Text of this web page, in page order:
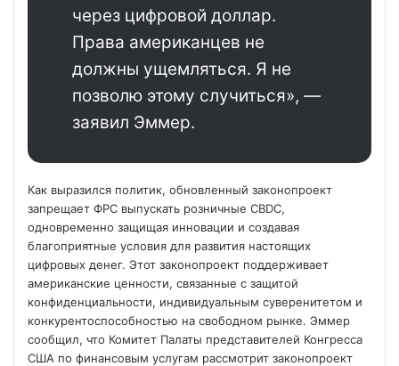
через цифровой доллар.
Права американцев не
должны ущемляться. Я не
позволю этому случиться», —
заявил Эммер.
Как выразился политик, обновленный законопроект
запрещает ФРС выпускать розничные CBDC,
одновременно защищая инновации и создавая
благоприятные условия для развития настоящих
цифровых денег. Этот законопроект поддерживает
американские ценности, связанные с защитой
конфиденциальности, индивидуальным суверенитетом и
конкурентоспособностью на свободном рынке. Эммер
сообщил, что Комитет Палаты представителей Конгресса
США по финансовым услугам рассмотрит законопроект